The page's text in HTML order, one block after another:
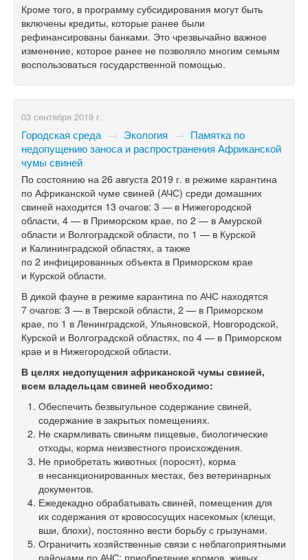
Кроме того, в программу субсидирования могут быть
включены кредиты, которые ранее были
рефинансированы банками. Это чрезвычайно важное
изменение, которое ранее не позволяло многим семьям
воспользоваться государственной помощью.
03 сентября 2019 г.
Городская среда → Экология → Памятка по
недопущению заноса и распространения Африканской
чумы свиней
По состоянию на 26 августа 2019 г. в режиме карантина
по Африканской чуме свиней (АЧС) среди домашних
свиней находится 13 очагов: 3 — в Нижегородской
области, 4 — в Приморском крае, по 2 — в Амурской
области и Волгоградской области, по 1 — в Курской
и Калининградской областях, а также
по 2 инфицированных объекта в Приморском крае
и Курской области.
В дикой фауне в режиме карантина по АЧС находятся
7 очагов: 3 — в Тверской области, 2 — в Приморском
крае, по 1 в Ленинградской, Ульяновской, Новгородской,
Курской и Волгоградской областях, по 4 — в Приморском
крае и в Нижегородской области.
В целях недопущения африканской чумы свиней,
всем владельцам свиней необходимо:
Обеспечить безвыгульное содержание свиней,
содержание в закрытых помещениях.
Не скармливать свиньям пищевые, биологические
отходы, корма неизвестного происхождения.
Не приобретать животных (поросят), корма
в несанкционированных местах, без ветеринарных
документов.
Ежедекадно обрабатывать свиней, помещения для
их содержания от кровососущих насекомых (клещи,
вши, блохи), постоянно вести борьбу с грызунами.
Ограничить хозяйственные связи с неблагоприятными